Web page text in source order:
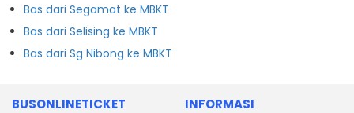
Bas dari Segamat ke MBKT
Bas dari Selising ke MBKT
Bas dari Sg Nibong ke MBKT
BUSONLINETICKET INFORMASI